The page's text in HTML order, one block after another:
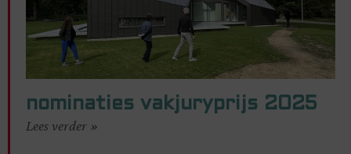
nominaties vakjuryprijs 2025
Lees verder »